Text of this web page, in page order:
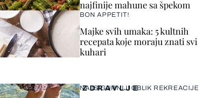
ZDRAVLJE
NAJSIGURNIJI OBLIK REKREACIJE
najfinije mahune sa špekom
BON APPETIT!
Majke svih umaka: 5 kultnih
recepata koje moraju znati svi
kuhari